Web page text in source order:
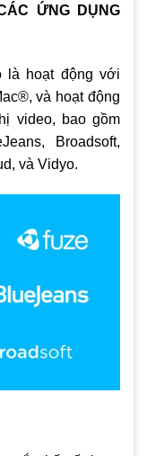
ỨNG DỤNG
là hoạt động với
và hoạt động
video, bao gồm
Broadsoft,
và Vidyo.